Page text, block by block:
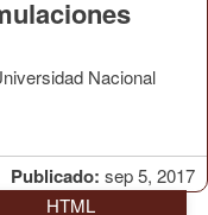
Publicado: sep 5, 2017
Nacional
HTML